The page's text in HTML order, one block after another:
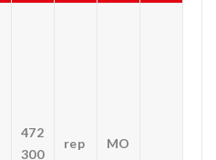
472
300
rep
MO